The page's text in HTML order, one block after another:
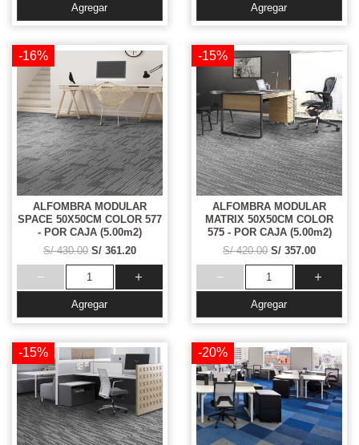
Agregar Agregar
-16%
ALFOMBRA MODULAR
SPACE 50X50CM COLOR 577
- POR CAJA (5.00m2)
S/ 430.00 S/ 361.20
Agregar
-15%
ALFOMBRA MODULAR
MATRIX 50X50CM COLOR
575 - POR CAJA (5.00m2)
S/ 420.00 S/ 357.00
Agregar
-15% -20%